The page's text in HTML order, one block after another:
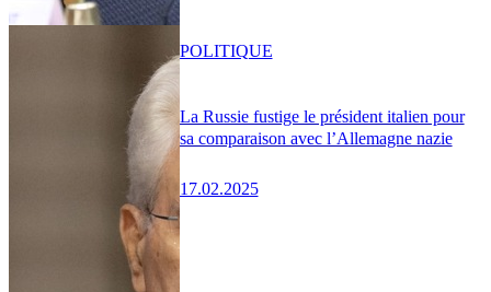
La Russie fustige le président italien pour
sa comparaison avec l’Allemagne nazie
17.02.2025
POLITIQUE